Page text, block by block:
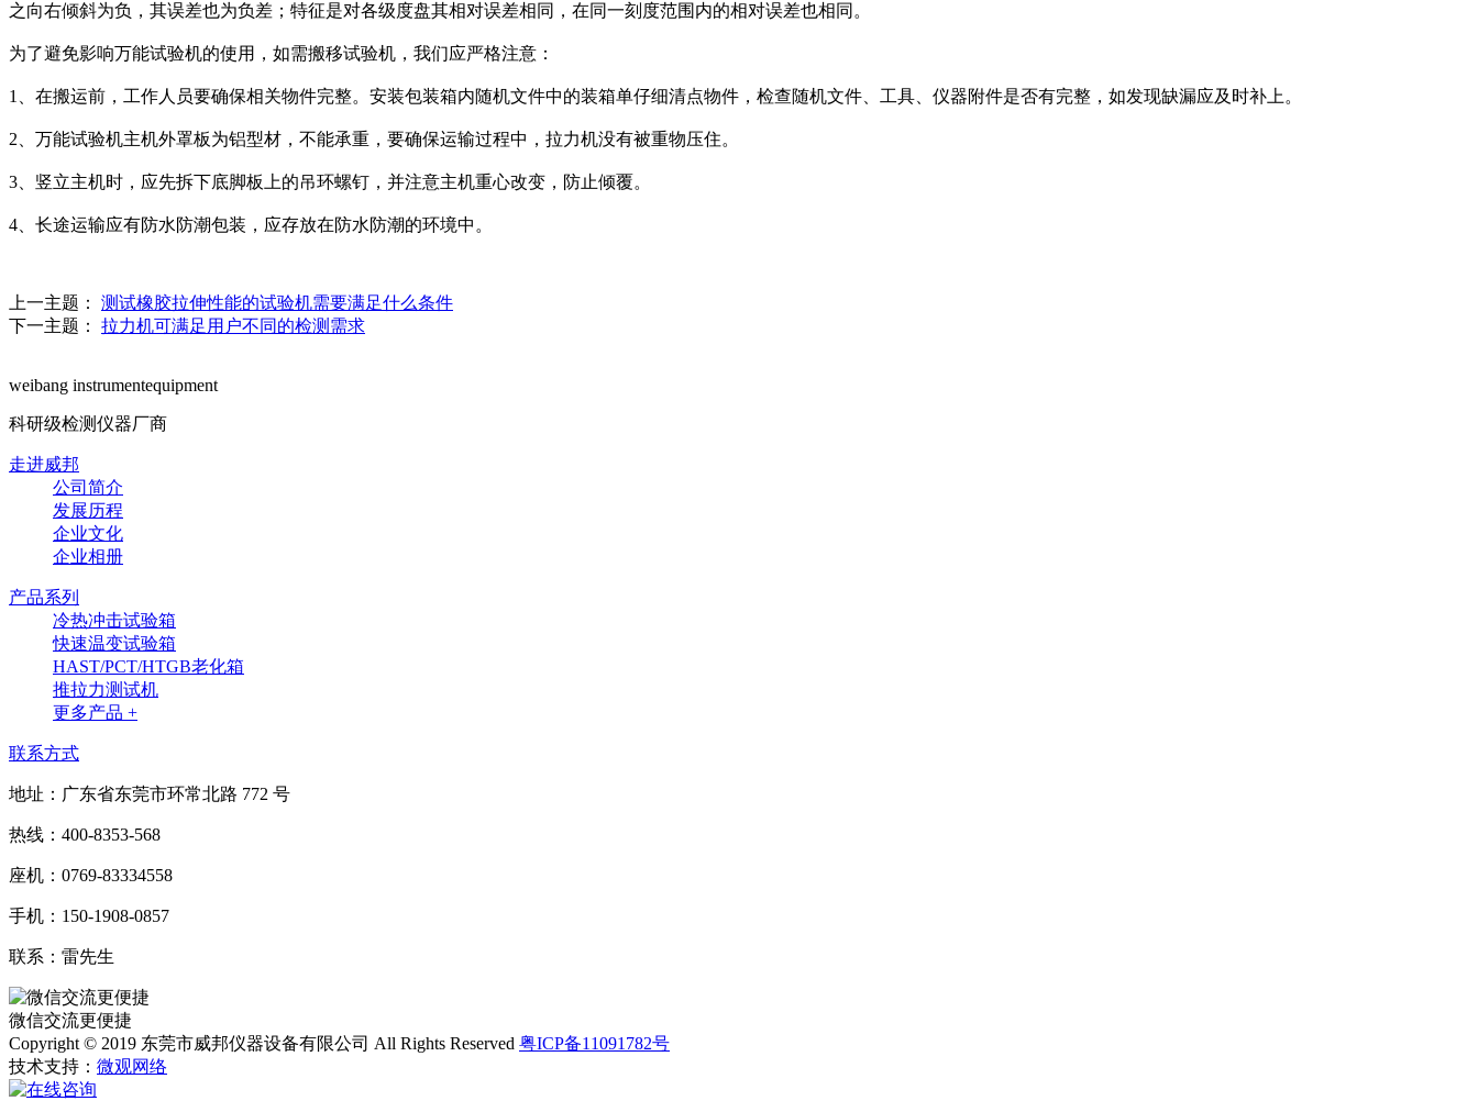
之向右倾斜为负，其误差也为负差；特征是对各级度盘其相对误差相同，在同一刻度范围内的相对误差也相同。
为了避免影响万能试验机的使用，如需搬移试验机，我们应严格注意：
1、在搬运前，工作人员要确保相关物件完整。安装包装箱内随机文件中的装箱单仔细清点物件，检查随机文件、工具、仪器附件是否有完整，如发现缺漏应及时补上。
2、万能试验机主机外罩板为铝型材，不能承重，要确保运输过程中，拉力机没有被重物压住。
3、竖立主机时，应先拆下底脚板上的吊环螺钉，并注意主机重心改变，防止倾覆。
4、长途运输应有防水防潮包装，应存放在防水防潮的环境中。
上一主题： 测试橡胶拉伸性能的试验机需要满足什么条件
下一主题： 拉力机可满足用户不同的检测需求
weibang instrumentequipment
科研级检测仪器厂商
走进威邦
公司简介
发展历程
企业文化
企业相册
产品系列
冷热冲击试验箱
快速温变试验箱
HAST/PCT/HTGB老化箱
推拉力测试机
更多产品 +
联系方式
地址：广东省东莞市环常北路 772 号
热线：400-8353-568
座机：0769-83334558
手机：150-1908-0857
联系：雷先生
微信交流更便捷
Copyright © 2019 东莞市威邦仪器设备有限公司 All Rights Reserved 粤ICP备11091782号
技术支持： 微观网络